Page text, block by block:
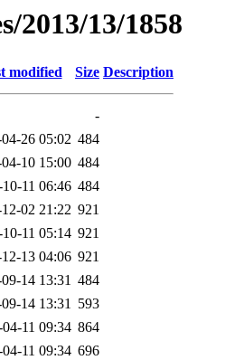
2013/13/1858
modified Size Description
-
26 05:02 484
10 15:00 484
11 06:46 484
02 21:22 921
11 05:14 921
13 04:06 921
14 13:31 484
14 13:31 593
11 09:34 864
11 09:34 696